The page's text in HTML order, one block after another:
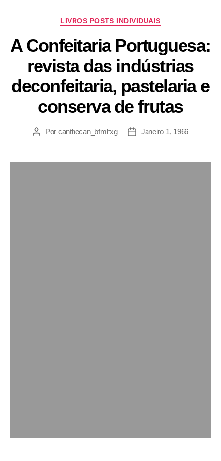
LIVROS POSTS INDIVIDUAIS
A Confeitaria Portuguesa:
revista das indústrias
deconfeitaria, pastelaria e
conserva de frutas
Por canthecan_bfmhxg Janeiro 1, 1966